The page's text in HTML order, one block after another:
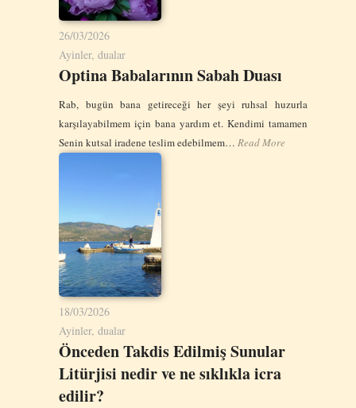
26/03/2026
Ayinler, dualar
Optina Babalarının Sabah Duası
Rab, bugün bana getireceği her şeyi ruhsal huzurla
karşılayabilmem için bana yardım et. Kendimi tamamen
Senin kutsal iradene teslim edebilmem… Read More
18/03/2026
Ayinler, dualar
Önceden Takdis Edilmiş Sunular
Litürjisi nedir ve ne sıklıkla icra
edilir?